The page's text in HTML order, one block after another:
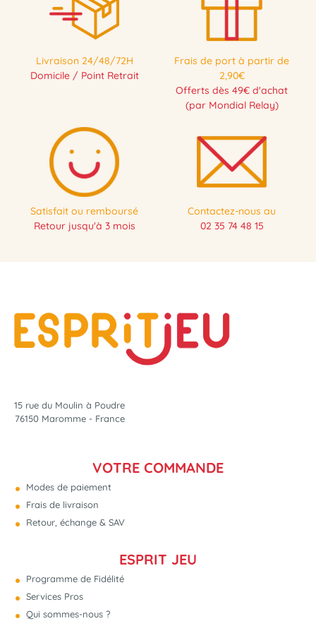
Livraison 24/48/72H
Domicile / Point Retrait
Frais de port à partir de
2,90€
Offerts dès 49€ d'achat
(par Mondial Relay)
Satisfait ou remboursé
Retour jusqu'à 3 mois
Contactez-nous au
02 35 74 48 15
15 rue du Moulin à Poudre
76150 Maromme - France
VOTRE COMMANDE
Modes de paiement
Frais de livraison
Retour, échange & SAV
ESPRIT JEU
Programme de Fidélité
Services Pros
Qui sommes-nous ?